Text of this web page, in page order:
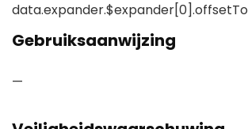
Gebruiksaanwijzing
—